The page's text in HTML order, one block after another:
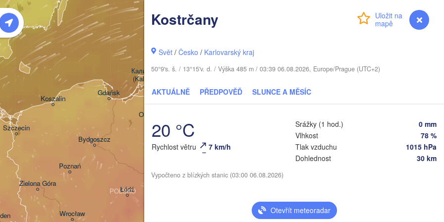
myVentusky Předpověď
Kostrčany
Svět /Česko / Karlovarský kraj
50°9's. š. / 13°15'v. d. / Výška 485 m / 03:39 06.08.2026, Europe/Prague (UTC+2)
AKTUÁLNĚ PŘEDPOVĚĎ SLUNCE A MĚSÍC
20 °C
Rychlost větru 7 km/h
Srážky (1 hod.)
0 mm
Vlhkost
78 %
Tlak vzduchu
1015 hPa
Dohlednost
30 km
Vypočteno z blízkých stanic (03:00 06.08.2026)
Otevřít meteoradar
Warszawa
Łódź
Wrocław
Poznań
Olsztyn
Koszalin
Zielona Góra
Szczecin
Gdańsk
Калининград
(Kaliningrad)
Bydgoszcz
POLSKO
Šiauliai
Бабруйск
(Pinsk)
Салігорск
(Salihorsk)
(Brest)
BĚLORUSKO